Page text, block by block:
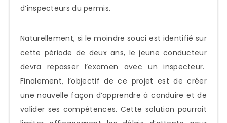
d’inspecteurs du permis.
Naturellement, si le moindre souci est identifié sur
cette période de deux ans, le jeune conducteur
devra repasser l’examen avec un inspecteur.
Finalement, l’objectif de ce projet est de créer
une nouvelle façon d’apprendre à conduire et de
valider ses compétences. Cette solution pourrait